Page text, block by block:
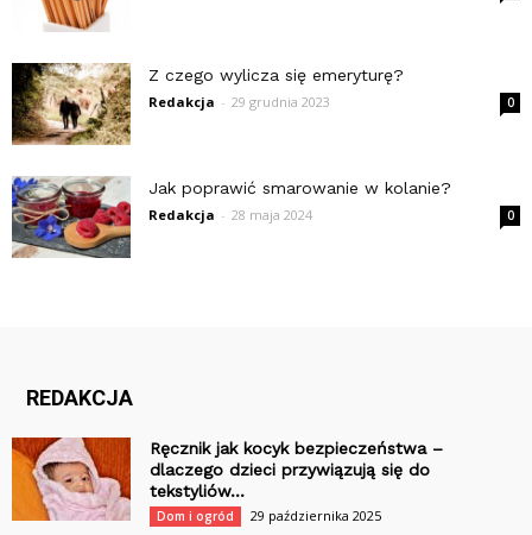
Z czego wylicza się emeryturę?
Redakcja - 29 grudnia 2023 0
Jak poprawić smarowanie w kolanie?
Redakcja - 28 maja 2024 0
REDAKCJA
Ręcznik jak kocyk bezpieczeństwa –
dlaczego dzieci przywiązują się do
tekstyliów...
Dom i ogród 29 października 2025